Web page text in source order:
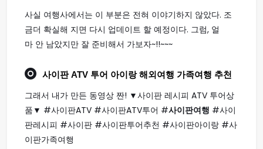
사실 여행사에서는 이 부분은 전혀 이야기하지 않았다. 조
금더 확실해 지면 다시 업데이트 할 예정이다. 그럼, 얼
마 안 남았지만 잘 준비해서 가보자~!!~~~
사이판ATV 투어 아이랑 해외 여행 가족여행 추천
그래서 내가 만든 동영상 짠! ▼사이판 레시피 ATV 투어상
품▼ #사이판ATV #사이판ATV투어 #사이판여행 #사이
판레시피 #사이판 #사이판투어추천 #사이판아이랑 #사
이판가족여행